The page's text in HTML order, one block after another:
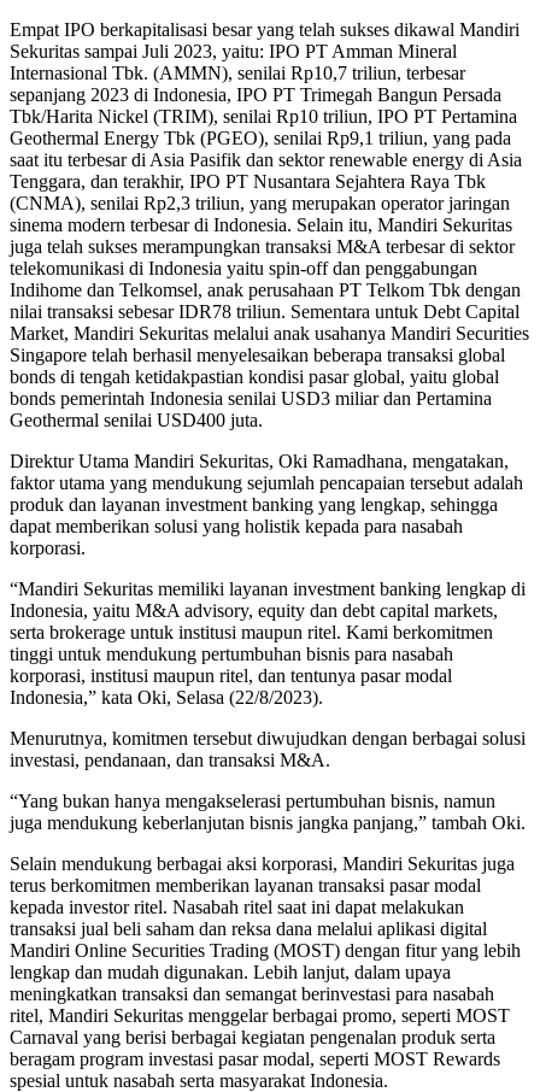
Empat IPO berkapitalisasi besar yang telah sukses dikawal Mandiri
Sekuritas sampai Juli 2023, yaitu: IPO PT Amman Mineral
Internasional Tbk. (AMMN), senilai Rp10,7 triliun, terbesar
sepanjang 2023 di Indonesia, IPO PT Trimegah Bangun Persada
Tbk/Harita Nickel (TRIM), senilai Rp10 triliun, IPO PT Pertamina
Geothermal Energy Tbk (PGEO), senilai Rp9,1 triliun, yang pada
saat itu terbesar di Asia Pasifik dan sektor renewable energy di Asia
Tenggara, dan terakhir, IPO PT Nusantara Sejahtera Raya Tbk
(CNMA), senilai Rp2,3 triliun, yang merupakan operator jaringan
sinema modern terbesar di Indonesia. Selain itu, Mandiri Sekuritas
juga telah sukses merampungkan transaksi M&A terbesar di sektor
telekomunikasi di Indonesia yaitu spin-off dan penggabungan
Indihome dan Telkomsel, anak perusahaan PT Telkom Tbk dengan
nilai transaksi sebesar IDR78 triliun. Sementara untuk Debt Capital
Market, Mandiri Sekuritas melalui anak usahanya Mandiri Securities
Singapore telah berhasil menyelesaikan beberapa transaksi global
bonds di tengah ketidakpastian kondisi pasar global, yaitu global
bonds pemerintah Indonesia senilai USD3 miliar dan Pertamina
Geothermal senilai USD400 juta.
Direktur Utama Mandiri Sekuritas, Oki Ramadhana, mengatakan,
faktor utama yang mendukung sejumlah pencapaian tersebut adalah
produk dan layanan investment banking yang lengkap, sehingga
dapat memberikan solusi yang holistik kepada para nasabah
korporasi.
“Mandiri Sekuritas memiliki layanan investment banking lengkap di
Indonesia, yaitu M&A advisory, equity dan debt capital markets,
serta brokerage untuk institusi maupun ritel. Kami berkomitmen
tinggi untuk mendukung pertumbuhan bisnis para nasabah
korporasi, institusi maupun ritel, dan tentunya pasar modal
Indonesia,” kata Oki, Selasa (22/8/2023).
Menurutnya, komitmen tersebut diwujudkan dengan berbagai solusi
investasi, pendanaan, dan transaksi M&A.
“Yang bukan hanya mengakselerasi pertumbuhan bisnis, namun
juga mendukung keberlanjutan bisnis jangka panjang,” tambah Oki.
Selain mendukung berbagai aksi korporasi, Mandiri Sekuritas juga
terus berkomitmen memberikan layanan transaksi pasar modal
kepada investor ritel. Nasabah ritel saat ini dapat melakukan
transaksi jual beli saham dan reksa dana melalui aplikasi digital
Mandiri Online Securities Trading (MOST) dengan fitur yang lebih
lengkap dan mudah digunakan. Lebih lanjut, dalam upaya
meningkatkan transaksi dan semangat berinvestasi para nasabah
ritel, Mandiri Sekuritas menggelar berbagai promo, seperti MOST
Carnaval yang berisi berbagai kegiatan pengenalan produk serta
beragam program investasi pasar modal, seperti MOST Rewards
spesial untuk nasabah serta masyarakat Indonesia.